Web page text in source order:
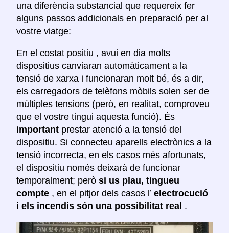
una diferència substancial que requereix fer
alguns passos addicionals en preparació per al
vostre viatge:
En el costat positiu , avui en dia molts
dispositius canviaran automàticament a la
tensió de xarxa i funcionaran molt bé, és a dir,
els carregadors de telèfons mòbils solen ser de
múltiples tensions (però, en realitat, comproveu
que el vostre tingui aquesta funció). És
important prestar atenció a la tensió del
dispositiu. Si connecteu aparells electrònics a la
tensió incorrecta, en els casos més afortunats,
el dispositiu només deixarà de funcionar
temporalment; però si us plau, tingueu
compte , en el pitjor dels casos l’ electrocució
i els incendis són una possibilitat real .